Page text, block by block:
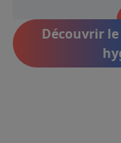
Découvrir